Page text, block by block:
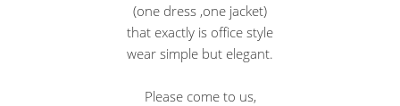
(one dress ,one jacket)
that exactly is office style
wear simple but elegant.
Please come to us,